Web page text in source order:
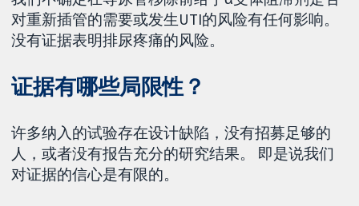
对重新插管的需要或发生UTI的风险有任何影响。
没有证据表明排尿疼痛的风险。
证据有哪些局限性？
许多纳入的试验存在设计缺陷，没有招募足够的
人，或者没有报告充分的研究结果。 即是说我们
对证据的信心是有限的。